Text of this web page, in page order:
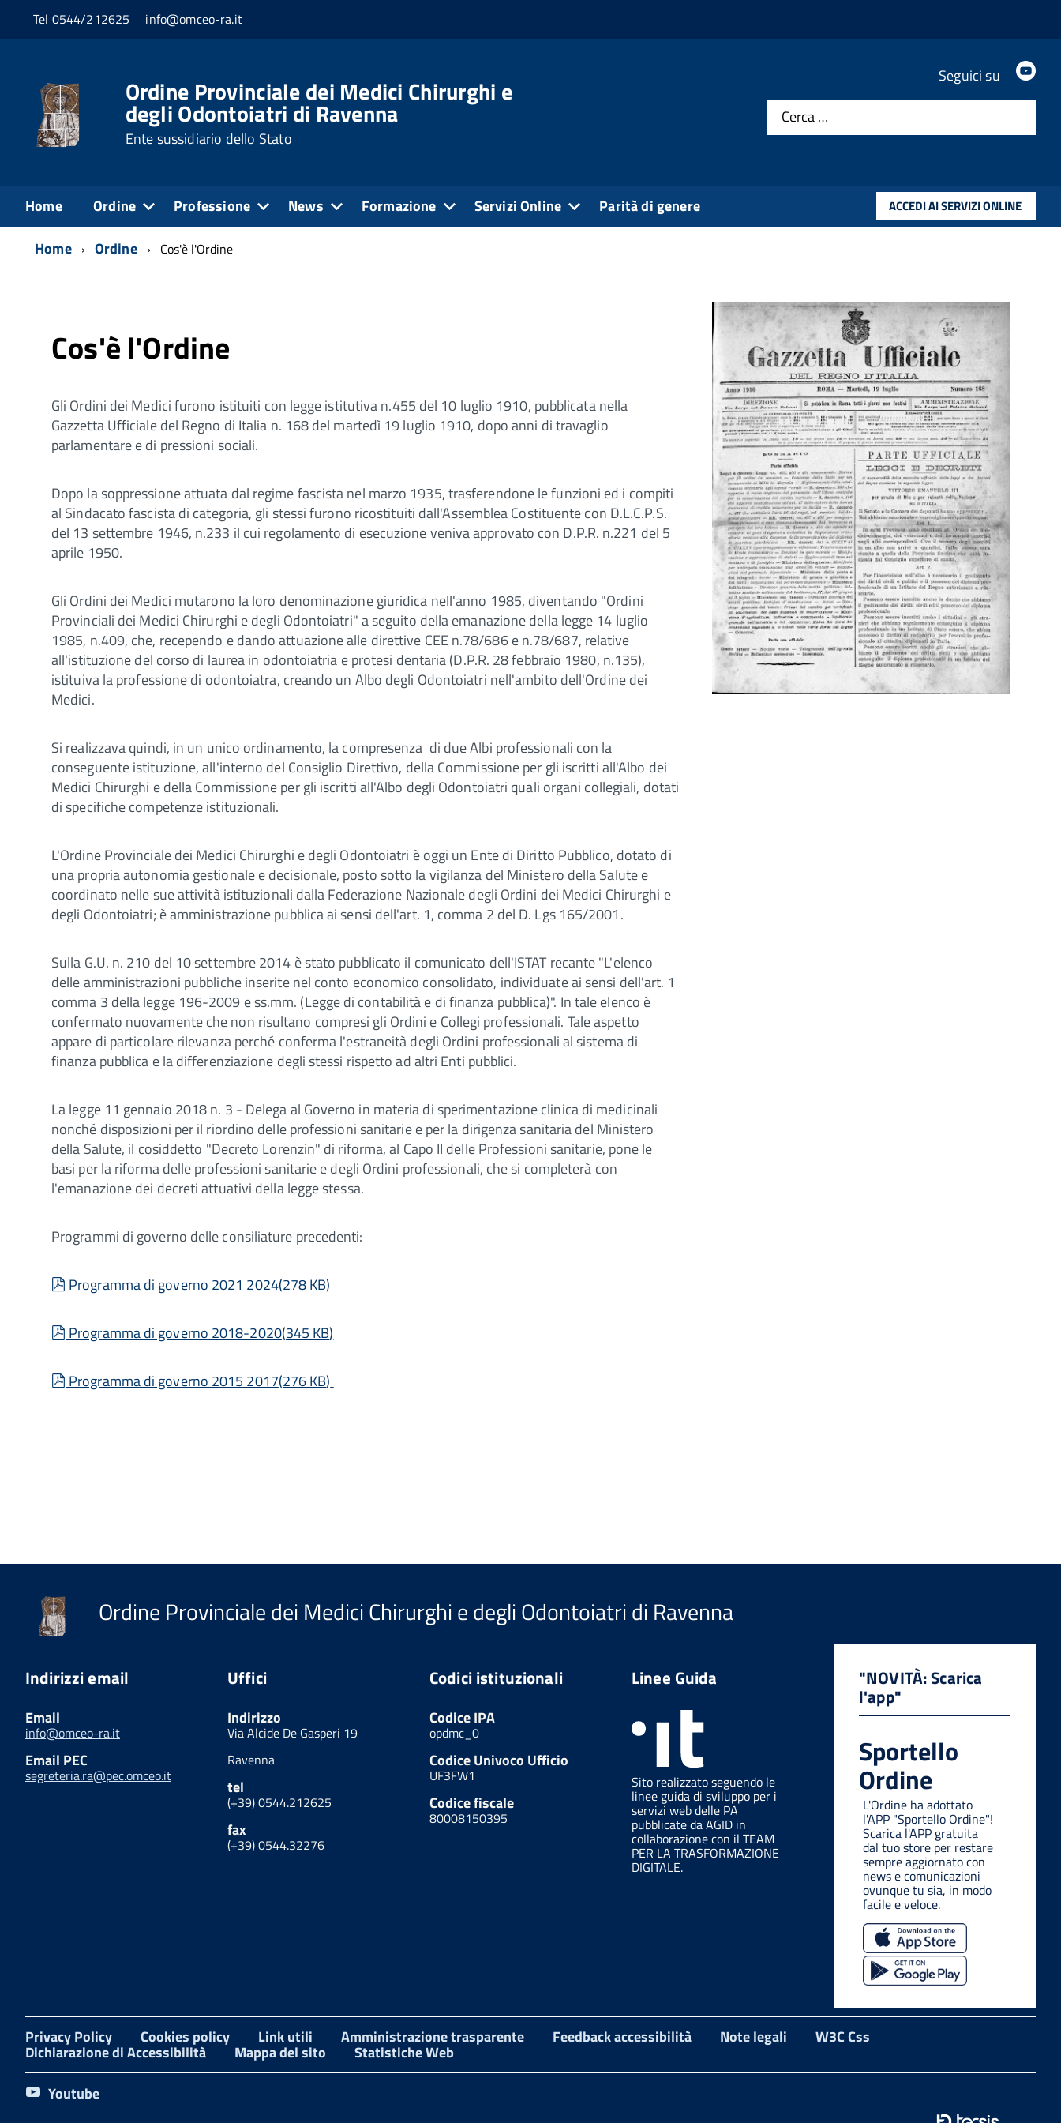
Tel 0544/212625 info@omceo-ra.it
Ordine Provinciale dei Medici Chirurghi e
degli Odontoiatri di Ravenna
Ente sussidiario dello Stato
Seguici su .
Cerca …
Home Ordine Professione News Formazione Servizi Online Parità di genere ACCEDI AI SERVIZI ONLINE
Home Ordine Cos'è l'Ordine
Cos'è l'Ordine
Gli Ordini dei Medici furono istituiti con legge istitutiva n.455 del 10 luglio 1910, pubblicata nella
Gazzetta Ufficiale del Regno di Italia n. 168 del martedì 19 luglio 1910, dopo anni di travaglio
parlamentare e di pressioni sociali.
Dopo la soppressione attuata dal regime fascista nel marzo 1935, trasferendone le funzioni ed i compiti
al Sindacato fascista di categoria, gli stessi furono ricostituiti dall'Assemblea Costituente con D.L.C.P.S.
del 13 settembre 1946, n.233 il cui regolamento di esecuzione veniva approvato con D.P.R. n.221 del 5
aprile 1950.
Gli Ordini dei Medici mutarono la loro denominazione giuridica nell'anno 1985, diventando "Ordini
Provinciali dei Medici Chirurghi e degli Odontoiatri" a seguito della emanazione della legge 14 luglio
1985, n.409, che, recependo e dando attuazione alle direttive CEE n.78/686 e n.78/687, relative
all'istituzione del corso di laurea in odontoiatria e protesi dentaria (D.P.R. 28 febbraio 1980, n.135),
istituiva la professione di odontoiatra, creando un Albo degli Odontoiatri nell'ambito dell'Ordine dei
Medici.
Si realizzava quindi, in un unico ordinamento, la compresenza di due Albi professionali con la
conseguente istituzione, all'interno del Consiglio Direttivo, della Commissione per gli iscritti all'Albo dei
Medici Chirurghi e della Commissione per gli iscritti all'Albo degli Odontoiatri quali organi collegiali, dotati
di specifiche competenze istituzionali.
L'Ordine Provinciale dei Medici Chirurghi e degli Odontoiatri è oggi un Ente di Diritto Pubblico, dotato di
una propria autonomia gestionale e decisionale, posto sotto la vigilanza del Ministero della Salute e
coordinato nelle sue attività istituzionali dalla Federazione Nazionale degli Ordini dei Medici Chirurghi e
degli Odontoiatri; è amministrazione pubblica ai sensi dell'art. 1, comma 2 del D. Lgs 165/2001.
Sulla G.U. n. 210 del 10 settembre 2014 è stato pubblicato il comunicato dell'ISTAT recante "L'elenco
delle amministrazioni pubbliche inserite nel conto economico consolidato, individuate ai sensi dell'art. 1
comma 3 della legge 196-2009 e ss.mm. (Legge di contabilità e di finanza pubblica)". In tale elenco è
confermato nuovamente che non risultano compresi gli Ordini e Collegi professionali. Tale aspetto
appare di particolare rilevanza perché conferma l'estraneità degli Ordini professionali al sistema di
finanza pubblica e la differenziazione degli stessi rispetto ad altri Enti pubblici.
La legge 11 gennaio 2018 n. 3 - Delega al Governo in materia di sperimentazione clinica di medicinali
nonché disposizioni per il riordino delle professioni sanitarie e per la dirigenza sanitaria del Ministero
della Salute, il cosiddetto "Decreto Lorenzin" di riforma, al Capo II delle Professioni sanitarie, pone le
basi per la riforma delle professioni sanitarie e degli Ordini professionali, che si completerà con
l'emanazione dei decreti attuativi della legge stessa.
Programmi di governo delle consiliature precedenti:
pdf
Programma di governo 2021 2024(278 KB)
pdf
Programma di governo 2018-2020(345 KB)
pdf
Programma di governo 2015 2017(276 KB)
Ordine Provinciale dei Medici Chirurghi e degli Odontoiatri di Ravenna
Indirizzi email
Email
info@omceo-ra.it
Email PEC
segreteria.ra@pec.omceo.it
Uffici
Indirizzo
Via Alcide De Gasperi 19
Ravenna
tel
(+39) 0544.212625
fax
(+39) 0544.32276
Codici istituzionali
Codice IPA
opdmc_0
Codice Univoco Ufficio
UF3FW1
Codice fiscale
80008150395
Linee Guida
Sito realizzato seguendo le
linee guida di sviluppo per i
servizi web delle PA
pubblicate da AGID in
collaborazione con il TEAM
PER LA TRASFORMAZIONE
DIGITALE.
"NOVITÀ: Scarica
l'app"
Sportello
Ordine
L'Ordine ha adottato
l'APP "Sportello Ordine"!
Scarica l'APP gratuita
dal tuo store per restare
sempre aggiornato con
news e comunicazioni
ovunque tu sia, in modo
facile e veloce.
Privacy Policy Cookies policy Link utili Amministrazione trasparente Feedback accessibilità Note legali W3C Css
Dichiarazione di Accessibilità Mappa del sito
Statistiche Web
Youtube